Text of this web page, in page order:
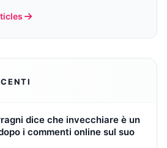
dice che invecchiare è un
i commenti online sul suo